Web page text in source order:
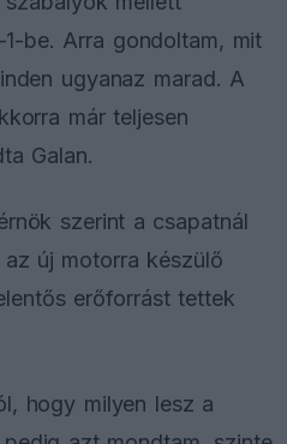
be. Arra gondoltam, mit
ugyanaz marad. A
már teljesen
Galan.
szerint a csapatnál
új motorra készülő
erőforrást tettek
hogy milyen lesz a